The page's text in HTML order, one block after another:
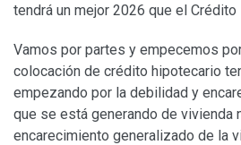
tendrá un mejor 2026 que el Crédito
Vamos por partes y empecemos
colocación de crédito hipotecario
empezando por la debilidad y
que se está generando de vivienda
encarecimiento generalizado de la